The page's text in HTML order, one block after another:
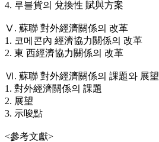
4. 루블貨의 兌換性 賦與方案
Ⅴ. 蘇聯 對外經濟關係의 改革
1. 코메콘內 經濟協力關係의 改革
2. 東 西經濟協力關係의 改革
Ⅵ. 蘇聯 對外經濟關係의 課題와 展望
1. 對外經濟關係의 課題
2. 展望
3. 示唆點
<參考文獻>